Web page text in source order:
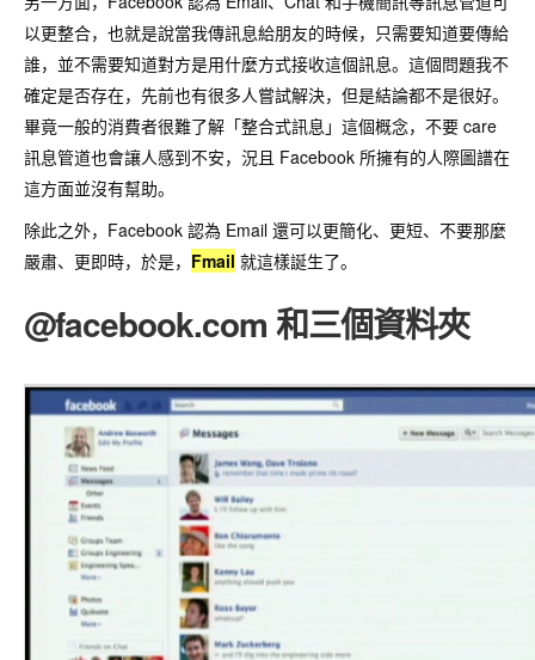
以更整合，也就是說當我傳訊息給朋友的時候，只需要知道要傳給
誰，並不需要知道對方是用什麼方式接收這個訊息。這個問題我不
確定是否存在，先前也有很多人嘗試解決，但是結論都不是很好。
畢竟一般的消費者很難了解「整合式訊息」這個概念，不要 care
訊息管道也會讓人感到不安，況且 Facebook 所擁有的人際圖譜在
這方面並沒有幫助。
除此之外，Facebook 認為 Email 還可以更簡化、更短、不要那麼
嚴肅、更即時，於是， Fmail 就這樣誕生了。
@facebook.com 和三個資料夾